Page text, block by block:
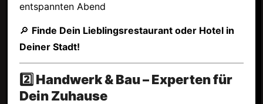
entspannten Abend
🔎 Finde Dein Lieblingsrestaurant oder Hotel in
Deiner Stadt!
2️⃣ Handwerk & Bau – Experten für
Dein Zuhause